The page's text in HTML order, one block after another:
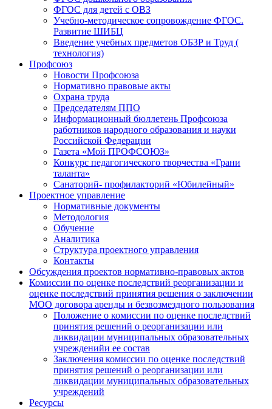
ФГОС для детей с ОВЗ
Учебно-методическое сопровождение ФГОС.
Развитие ШИБЦ
Введение учебных предметов ОБЗР и Труд (
технология)
Профсоюз
Новости Профсоюза
Нормативно правовые акты
Охрана труда
Председателям ППО
Информационный бюллетень Профсоюза
работников народного образования и науки
Российской Федерации
Газета «Мой ПРОФСОЮЗ»
Конкурс педагогического творчества «Грани
таланта»
Санаторий- профилакторий «Юбилейный»
Проектное управление
Нормативные документы
Методология
Обучение
Аналитика
Структура проектного управления
Контакты
Обсуждения проектов нормативно-правовых актов
Комиссии по оценке последствий реорганизации и
оценке последствий принятия решения о заключении
МОО договора аренды и безвозмездного пользования
Положение о комиссии по оценке последствий
принятия решений о реорганизации или
ликвидации муниципальных образовательных
учрежденийи ее состав
Заключения комиссии по оценке последствий
принятия решений о реорганизации или
ликвидации муниципальных образовательных
учреждений
Ресурсы